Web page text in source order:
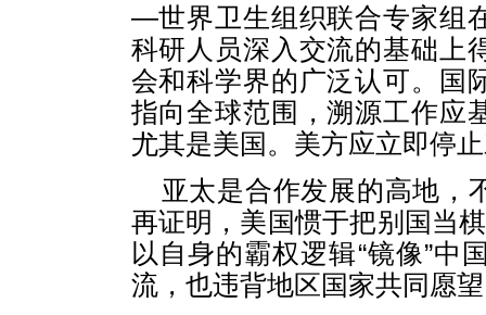
—世界卫生组织联合专家组
科研人员深入交流的基础上
会和科学界的广泛认可。国
指向全球范围，溯源工作应
尤其是美国。美方应立即停
亚太是合作发展的高地，
再证明，美国惯于把别国当
以自身的霸权逻辑“镜像”中
流，也违背地区国家共同愿